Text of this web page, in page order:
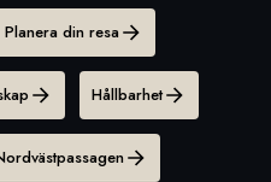
Planera din resa
Hållbarhet